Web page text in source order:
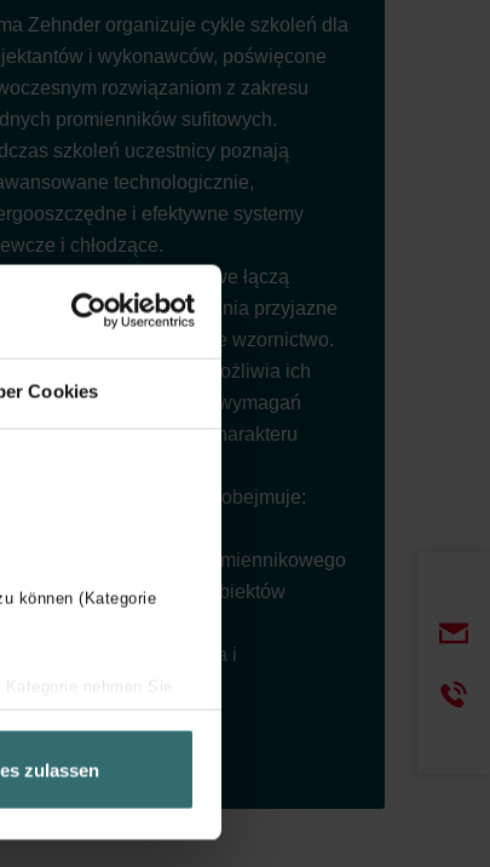
Cookies
können (Kategorie
nehmen Sie
Informationen
Link in der
zulassen
Zehnder organizuje cykle szkoleń dla
i wykonawców, poświęcone
rozwiązaniom z zakresu
promienników sufitowych.
szkoleń uczestnicy poznają
technologicznie,
i efektywne systemy
i chłodzące.
panele sufitowe łączą
wydajność, rozwiązania przyjazne
oraz nowoczesne wzornictwo.
wybór wariantów umożliwia ich
dopasowanie do wymagań
projektu oraz charakteru
zakres szkoleń obejmuje:
Podstawy ogrzewania promiennikowego
promienników do obiektów
Efektywność energetyczna i
ogrzewania